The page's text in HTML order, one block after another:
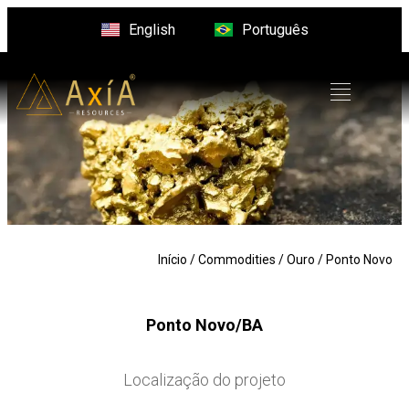
English Português
Início /Commodities /Ouro / Ponto Novo
Ponto Novo/BA
Localização do projeto